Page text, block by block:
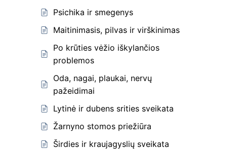
Psichika ir smegenys
Maitinimasis, pilvas ir virškinimas
Po krūties vėžio iškylančios
problemos
Oda, nagai, plaukai, nervų
pažeidimai
Lytinė ir dubens srities sveikata
Žarnyno stomos priežiūra
Širdies ir kraujagyslių sveikata